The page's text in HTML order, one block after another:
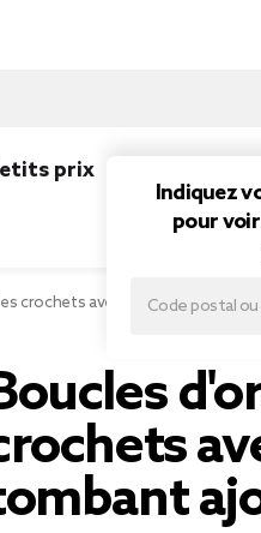
Indiquez
pour
prix
crochets avec ananas tombant